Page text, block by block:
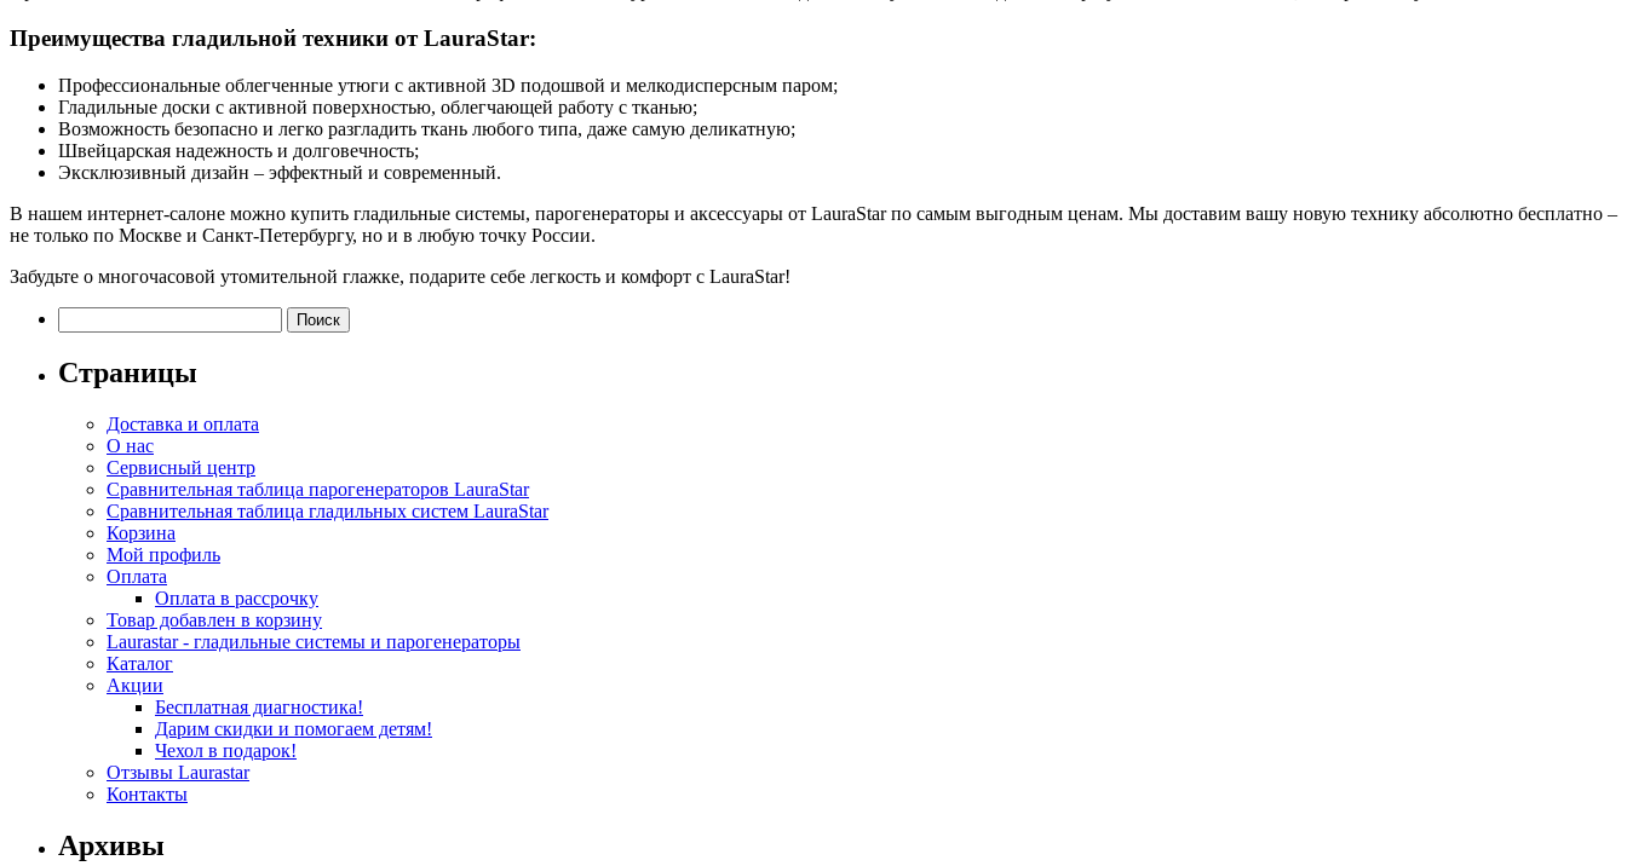
Преимущества гладильной техники от LauraStar:
Профессиональные облегченные утюги с активной 3D подошвой и мелкодисперсным паром;
Гладильные доски с активной поверхностью, облегчающей работу с тканью;
Возможность безопасно и легко разгладить ткань любого типа, даже самую деликатную;
Швейцарская надежность и долговечность;
Эксклюзивный дизайн – эффектный и современный.
В нашем интернет-салоне можно купить гладильные системы, парогенераторы и аксессуары от LauraStar по самым выгодным ценам. Мы доставим вашу новую технику абсолютно бесплатно –
не только по Москве и Санкт-Петербургу, но и в любую точку России.
Забудьте о многочасовой утомительной глажке, подарите себе легкость и комфорт с LauraStar!
Страницы
Доставка и оплата
О нас
Сервисный центр
Сравнительная таблица парогенераторов LauraStar
Сравнительная таблица гладильных систем LauraStar
Корзина
Мой профиль
Оплата
Оплата в рассрочку
Товар добавлен в корзину
Laurastar - гладильные системы и парогенераторы
Каталог
Акции
Бесплатная диагностика!
Дарим скидки и помогаем детям!
Чехол в подарок!
Отзывы Laurastar
Контакты
Архивы